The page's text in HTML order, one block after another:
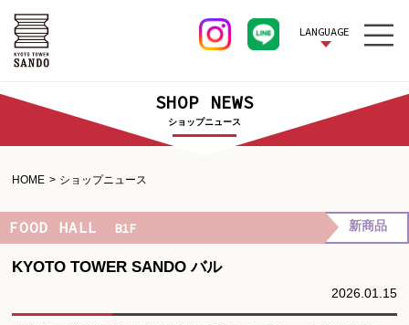
LANGUAGE
SHOP NEWS
ショップニュース
HOME ショップニュース
FOOD HALL B1F
KYOTO TOWER SANDO バル
2026.01.15
新商品